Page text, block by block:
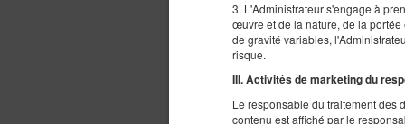
3. L'Administrateur s'engage à
œuvre et de la nature, de la
de gravité variables,
risque.
III. Activités de marketing du
Le responsable du traitement des
contenu est affiché par le
Mi-Haute saison (refundable